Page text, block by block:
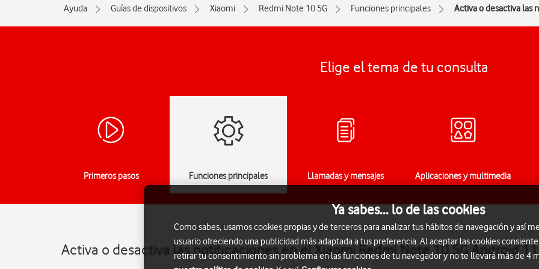
Ayuda Guías de dispositivos Xiaomi Redmi Note 10 5G Funciones principales Activa o desactiva las
Elige el tema de tu consulta
Primeros pasos Funciones principales Llamadas y mensajes Aplicaciones y multimedia
Activa o desactiva las notificaciones en el Xiaomi Redmi Note 10 5G Android
Ya sabes... lo de las cookies
Como sabes, usamos cookies propias y de terceros para analizar tus hábitos de navegación y así
usuario ofreciendo una publicidad más adaptada a tus preferencia. Al aceptar las cookies
retirar tu consentimiento sin problema en las funciones de tu navegador y no te llevará más de 4